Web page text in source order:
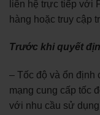
liên hệ trực tiếp với
hàng hoặc truy cập
Trước khi quyết
– Tốc độ và ổn định
mạng cung cấp tốc
với nhu cầu sử